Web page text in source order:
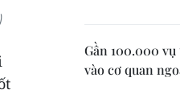
Gần 100.000
vào cơ quan